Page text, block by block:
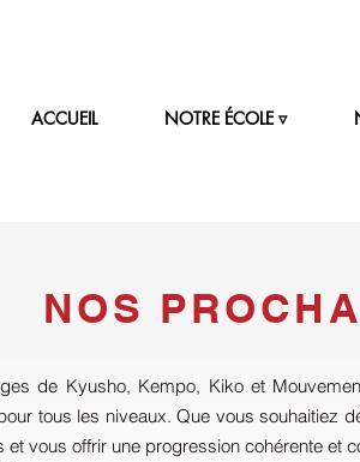
ACCUEIL NOTRE ÉCOLE ▿
NOS
de Kyusho, Kempo, Kiko et
tous les niveaux. Que vous souhaitiez
vous offrir une progression cohérente et